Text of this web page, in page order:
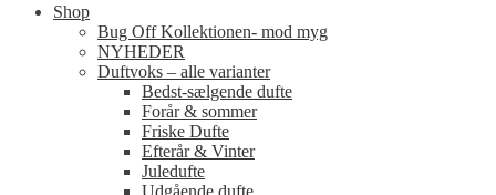
Shop
Bug Off Kollektionen- mod myg
NYHEDER
Duftvoks – alle varianter
Bedst-sælgende dufte
Forår & sommer
Friske Dufte
Efterår & Vinter
Juledufte
Udgående dufte